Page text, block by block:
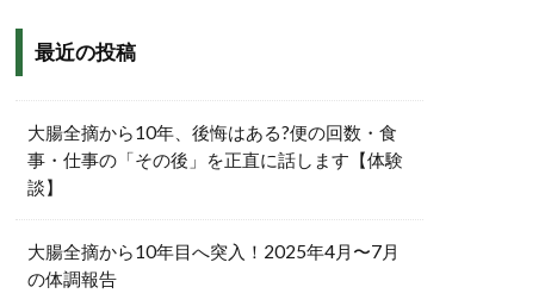
最近の投稿
大腸全摘から10年、後悔はある?便の回数・食
事・仕事の「その後」を正直に話します【体験
談】
大腸全摘から10年目へ突入！2025年4月〜7月
の体調報告